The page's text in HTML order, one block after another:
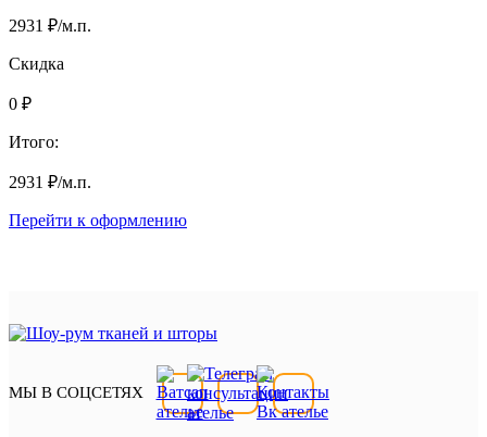
2931 ₽/м.п.
Скидка
0 ₽
Итого:
2931 ₽/м.п.
Перейти к оформлению
МЫ В СОЦСЕТЯХ